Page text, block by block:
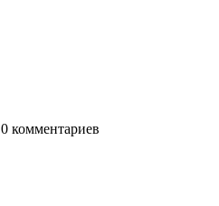
0 комментариев